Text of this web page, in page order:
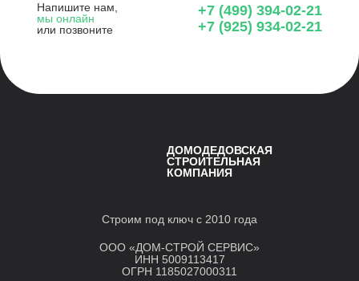
Напишите нам,
мы онлайн
или позвоните
+7 (499) 394-02-21
+7 (925) 934-02-21
ДОМОДЕДОВСКАЯ
СТРОИТЕЛЬНАЯ
КОМПАНИЯ
Строим под ключ с 2010 года
ООО «ДОМ-СТРОЙ СЕРВИС»
ИНН 5009113417
ОГРН 1185027000311